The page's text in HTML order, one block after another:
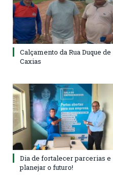
Calçamento da Rua Duque de
Caxias
Dia de fortalecer parcerias e
planejar o futuro!